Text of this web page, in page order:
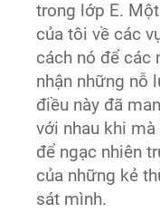
trong lớp E.
của tôi về các
cách nó để các
nhận những nỗ
điều này đã
với nhau khi
để ngạc nhiên
của những kẻ
sát mình.